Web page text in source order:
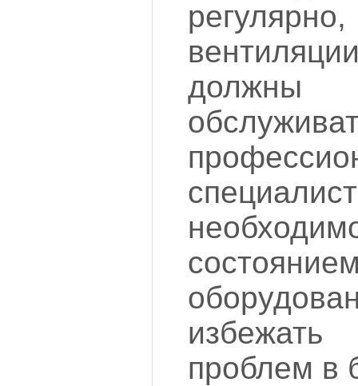
должны
проблем в